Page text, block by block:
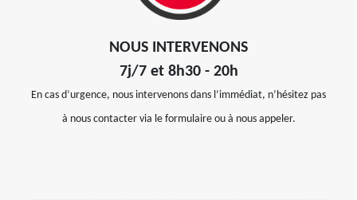
NOUS INTERVENONS
7j/7 et 8h30 - 20h
En cas d’urgence, nous intervenons dans l’immédiat, n’hésitez pas
à nous contacter via le formulaire ou à nous appeler.